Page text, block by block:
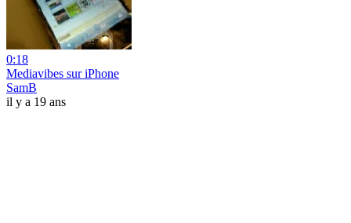
0:18
Mediavibes sur iPhone
SamB
il y a 19 ans